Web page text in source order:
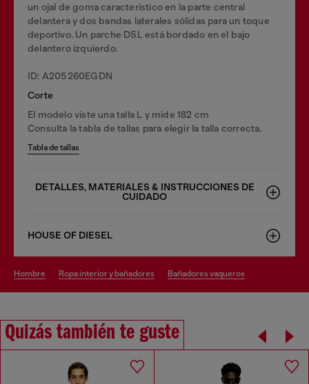
un ojal de goma característico en la parte central
delantera y dos bandas laterales sólidas para un toque
deportivo. Un parche DSL está bordado en el bajo
delantero izquierdo.
ID: A205260EGDN
Corte
El modelo viste una talla L y mide 182 cm
Consulta la tabla de tallas para elegir la talla correcta.
Tabla de tallas
DETALLES, MATERIALES & INSTRUCCIONES DE
CUIDADO
HOUSE OF DIESEL
hombre ropa interior y bañadores bañadores vaqueros
Quizás también te guste